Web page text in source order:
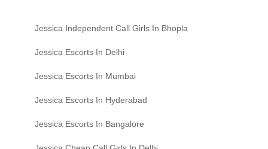
Jessica Independent Call Girls In Bhopla
Jessica Escorts In Delhi
Jessica Escorts In Mumbai
Jessica Escorts In Hyderabad
Jessica Escorts In Bangalore